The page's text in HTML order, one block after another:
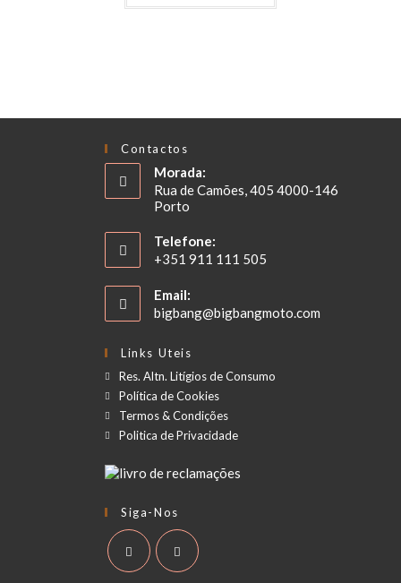
Contactos
Morada:
Rua de Camões, 405 4000-146
Porto
Telefone:
+351 911 111 505
Email:
bigbang@bigbangmoto.com
Links Uteis
Res. Altn. Litígios de Consumo
Política de Cookies
Termos & Condições
Politica de Privacidade
Siga-Nos